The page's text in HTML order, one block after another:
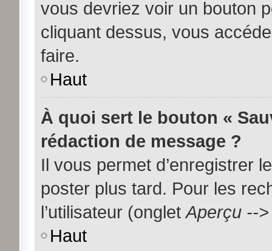
vous devriez voir un bouton
cliquant dessus, vous
faire.
Haut
À quoi sert le bouton «
rédaction de message ?
Il vous permet d’enregistrer
poster plus tard. Pour les
l’utilisateur (ongletAperçu --
Haut